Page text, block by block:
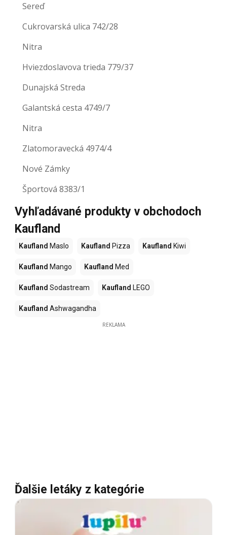
Sereď
Cukrovarská ulica 742/28
Nitra
Hviezdoslavova trieda 779/37
Dunajská Streda
Galantská cesta 4749/7
Nitra
Zlatomoravecká 4974/4
Nové Zámky
Športová 8383/1
Vyhľadávané produkty v obchodoch
Kaufland
Kaufland Maslo Kaufland Pizza Kaufland Kiwi
Kaufland Mango Kaufland Med
Kaufland Sodastream Kaufland LEGO
Kaufland Ashwagandha
REKLAMA
Ďalšie letáky z kategórie